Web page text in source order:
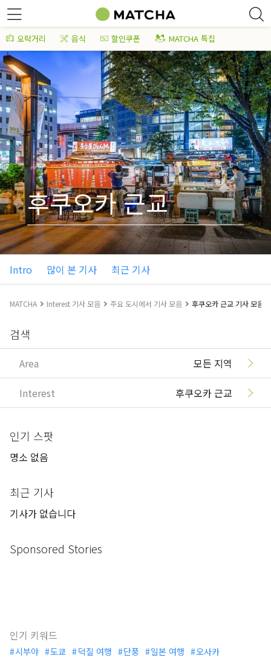
오락거리 음식 할인쿠폰 MATCHA 특집
후쿠오카 근교
Intro 많이 본 기사 최근 기사
MATCHA Interest 기사 모음 주요 도시에서 기사 모음 후쿠오카 근교 기사 모음
검색
Area 모든 지역
Interest 후쿠오카 근교
인기 스팟
명소 없음
최근 기사
기사가 없습니다
Sponsored Stories
인기 키워드
시부야 도쿄 덕질 여행 단풍 일본 여행
오사카